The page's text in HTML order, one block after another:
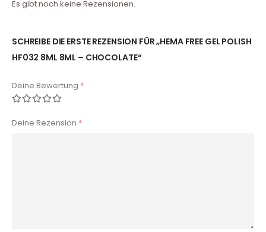
Es gibt noch keine Rezensionen.
SCHREIBE DIE ERSTE REZENSION FÜR „HEMA FREE GEL POLISH
HF032 8ML 8ML – CHOCOLATE“
Deine Bewertung *
Deine Rezension *